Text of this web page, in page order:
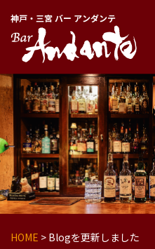
神戸・三宮 バー アンダンテ
HOME > Blogを更新しました